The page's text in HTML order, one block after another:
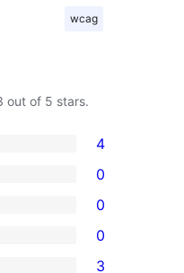
wcag
out of 5 stars.
4
0
0
0
3